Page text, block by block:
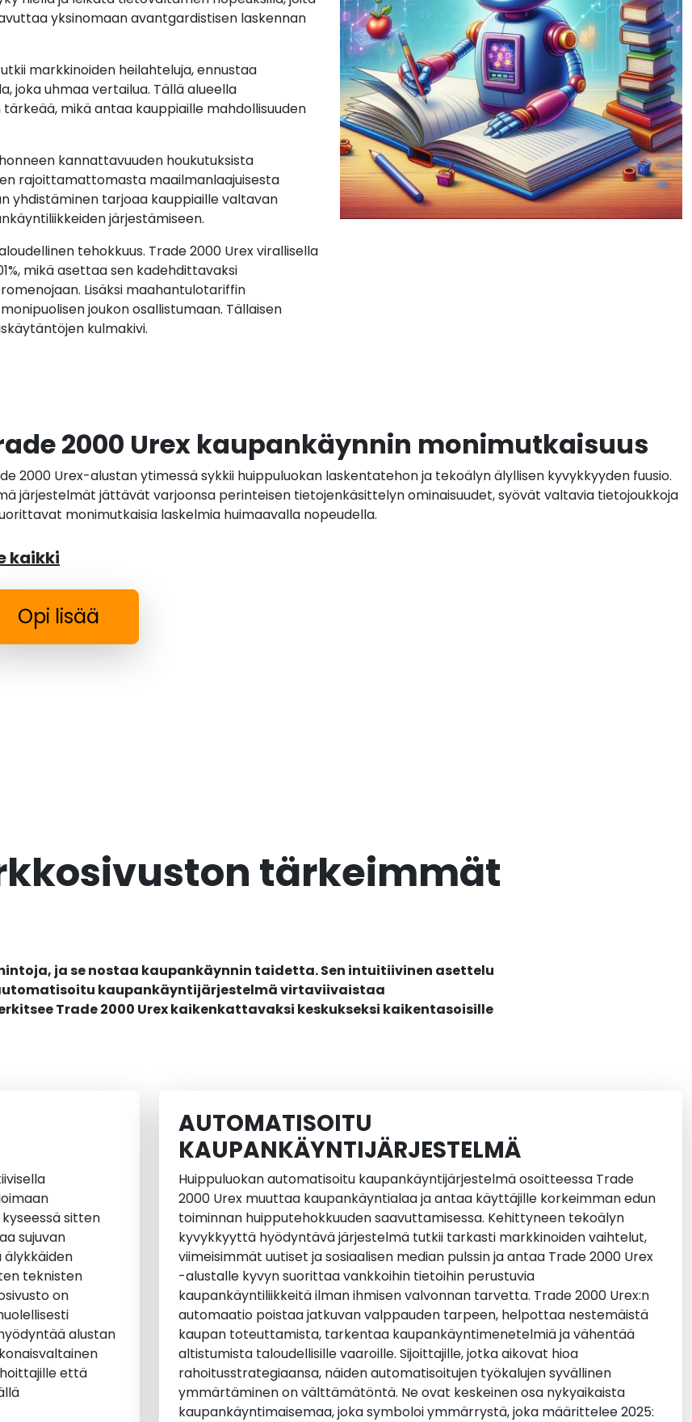
yksinomaan avantgardistisen laskennan
markkinoiden heilahteluja, ennustaa
joka uhmaa vertailua. Tällä alueella
mikä antaa kauppiaille mahdollisuuden
kannattavuuden houkutuksista
rajoittamattomasta maailmanlaajuisesta
yhdistäminen tarjoaa kauppiaille valtavan
järjestämiseen.
tehokkuus. Trade 2000 Urex virallisella
mikä asettaa sen kadehdittavaksi
Lisäksi maahantulotariffin
joukon osallistumaan. Tällaisen
kulmakivi.
2000 Urex kaupankäynnin monimutkaisuus
2000 Urex-alustan ytimessä sykkii huippuluokan laskentatehon ja tekoälyn älyllisen kyvykkyyden fuusio.
järjestelmät jättävät varjoonsa perinteisen tietojenkäsittelyn ominaisuudet, syövät valtavia tietojoukkoja
monimutkaisia laskelmia huimaavalla nopeudella.
kaikki
Opi lisää
tärkeimmät
ja se nostaa kaupankäynnin taidetta. Sen intuitiivinen asettelu
kaupankäyntijärjestelmä virtaviivaistaa
Trade 2000 Urex kaikenkattavaksi keskukseksi kaikentasoisille
sitten
sujuvan
älykkäiden
teknisten
on
alustan
että
AUTOMATISOITU
KAUPANKÄYNTIJÄRJESTELMÄ
Huippuluokan automatisoitu kaupankäyntijärjestelmä osoitteessa Trade
2000 Urex muuttaa kaupankäyntialaa ja antaa käyttäjille korkeimman edun
toiminnan huipputehokkuuden saavuttamisessa. Kehittyneen tekoälyn
kyvykkyyttä hyödyntävä järjestelmä tutkii tarkasti markkinoiden vaihtelut,
viimeisimmät uutiset ja sosiaalisen median pulssin ja antaa Trade 2000 Urex
-alustalle kyvyn suorittaa vankkoihin tietoihin perustuvia
kaupankäyntiliikkeitä ilman ihmisen valvonnan tarvetta. Trade 2000 Urex:n
automaatio poistaa jatkuvan valppauden tarpeen, helpottaa nestemäistä
kaupan toteuttamista, tarkentaa kaupankäyntimenetelmiä ja vähentää
altistumista taloudellisille vaaroille. Sijoittajille, jotka aikovat hioa
rahoitusstrategiaansa, näiden automatisoitujen työkalujen syvällinen
ymmärtäminen on välttämätöntä. Ne ovat keskeinen osa nykyaikaista
kaupankäyntimaisemaa, joka symboloi ymmärrystä, joka määrittelee 2025: